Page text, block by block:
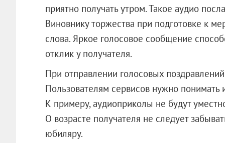
приятно получать утром. Такое аудио
Виновнику торжества при подготовке к
слова. Яркое голосовое сообщение
отклик у получателя.
При отправлении голосовых
Пользователям сервисов нужно
К примеру, аудиоприколы не будут
О возрасте получателя не следует
юбиляру.